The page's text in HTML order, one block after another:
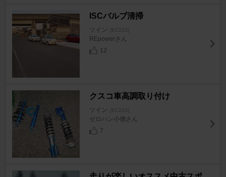
ISCバルブ清掃
ツイン [EC22S]
REpowerさん
12
クスコ車高調取り付け
ツイン [EC22S]
ゼロハン小僧さん
7